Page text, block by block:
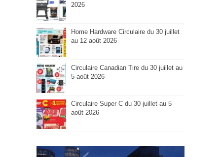
2026
Home Hardware Circulaire du 30 juillet
au 12 août 2026
Circulaire Canadian Tire du 30 juillet au
5 août 2026
Circulaire Super C du 30 juillet au 5
août 2026